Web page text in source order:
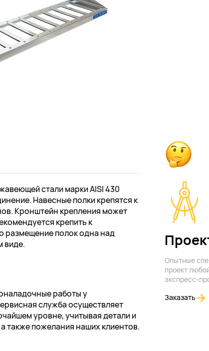
стали марки AISI 430
Навесные полки крепятся к
Кронштейн крепления может
крепить к
размещение полок одна над
виде.
работы у
служба осуществляет
уровне, учитывая детали и
также пожелания наших клиентов.
Опытные
проект
экспресс-
Заказать